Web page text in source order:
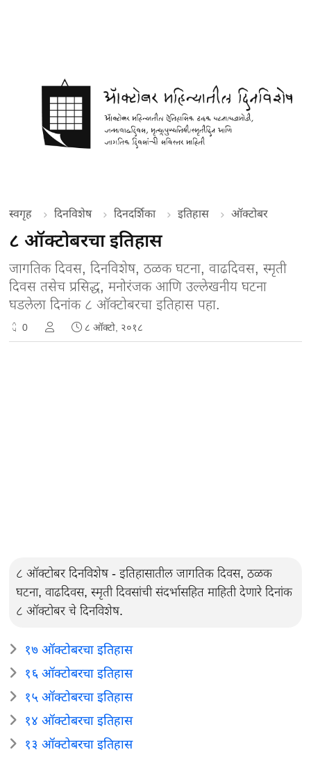
स्वगृह दिनविशेष दिनदर्शिका इतिहास ऑक्टोबर
८ ऑक्टोबरचा इतिहास
जागतिक दिवस, दिनविशेष, ठळक घटना, वाढदिवस, स्मृती
दिवस तसेच प्रसिद्ध, मनोरंजक आणि उल्लेखनीय घटना
घडलेला दिनांक ८ ऑक्टोबरचा इतिहास पहा.
0 ८ ऑक्टो, २०१८
८ ऑक्टोबर दिनविशेष - इतिहासातील जागतिक दिवस, ठळक
घटना, वाढदिवस, स्मृती दिवसांची संदर्भासहित माहिती देणारे दिनांक
८ ऑक्टोबर चे दिनविशेष.
१७ ऑक्टोबरचा इतिहास
१६ ऑक्टोबरचा इतिहास
१५ ऑक्टोबरचा इतिहास
१४ ऑक्टोबरचा इतिहास
१३ ऑक्टोबरचा इतिहास